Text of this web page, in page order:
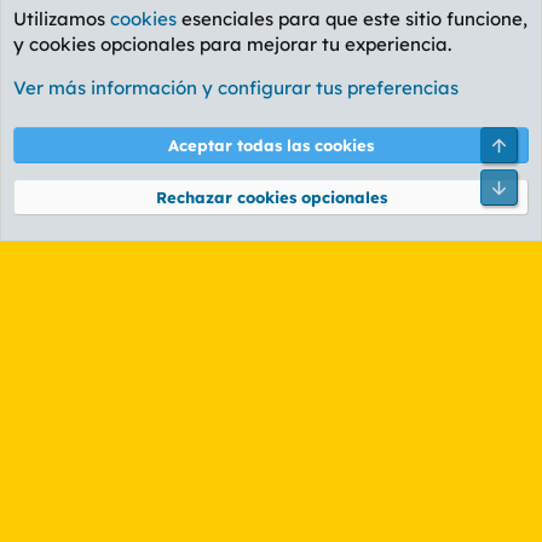
Foro Ocio y Cultura
Cookies
PL OLDSTYLE AMARILLO
Términos y reglas Política de privacidad Ayuda
Community platform by XenForo® © 2010-2026 XenForo Ltd.
Utilizamos cookies esenciales para que este sitio funcione,
y cookies opcionales para mejorar tu experiencia.
Ver más información y configurar tus preferencias
Aceptar todas las cookies
Rechazar cookies opcionales
Pie